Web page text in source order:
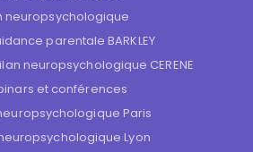
neuropsychologique
parentale BARKLEY
neuropsychologique CERENE
et conférences
Paris
Lyon